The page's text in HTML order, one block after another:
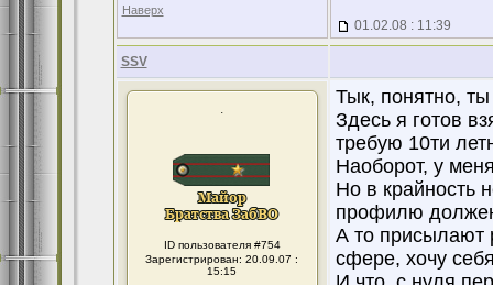
Наверх
01.02.08 : 11:39
SSV
.
ID пользователя #754
Зарегистрирован: 20.09.07 :
15:15
Тык, понятно,
Здесь я готов
требую 10ти
Наоборот, у
Но в крайность
профилю
А то присылают
сфере, хочу